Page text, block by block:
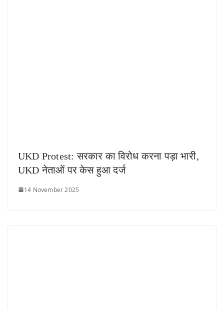
UKD Protest: सरकार का विरोध करना पड़ा भारी,
UKD नेताओं पर केस हुआ दर्ज
14 November 2025